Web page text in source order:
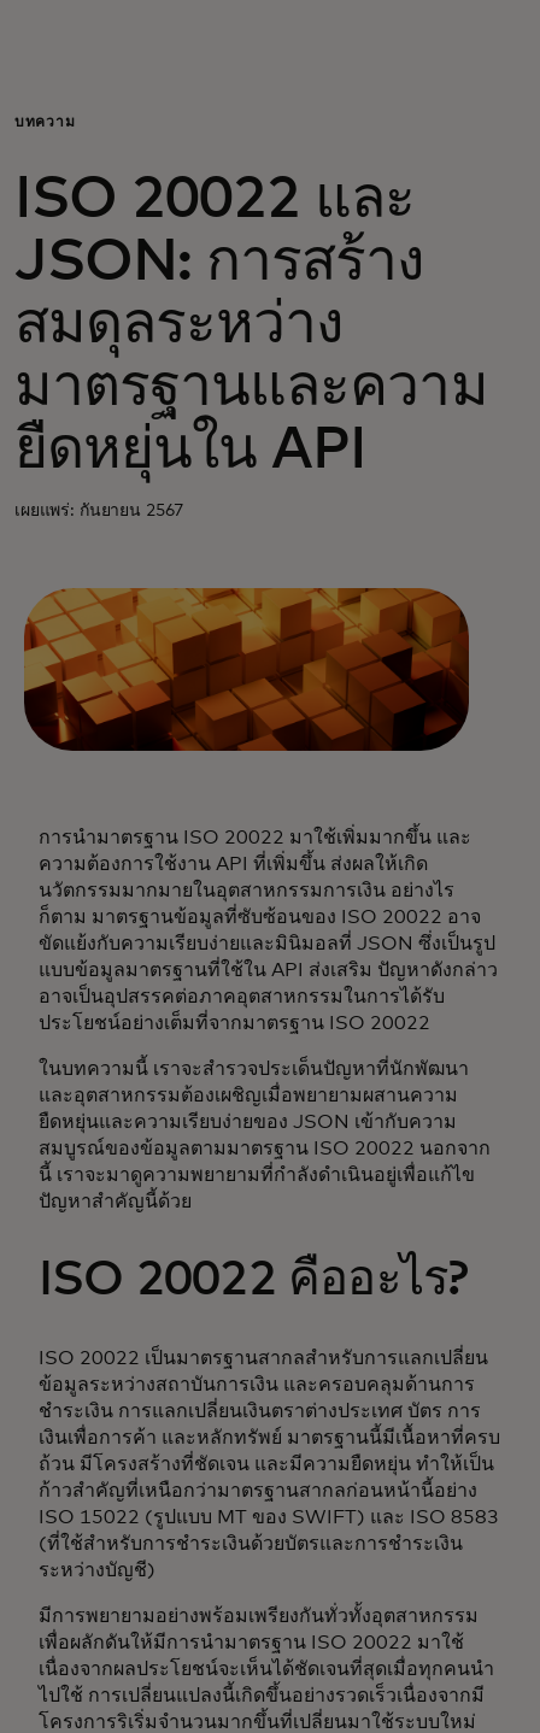
สำหรับธุรกิจ
เพื่อโลก
สำหรับผู้สร้างนวัตกรรม
ข่าวสารและแนวโน้ม
บทความ
ISO 20022 และ
JSON: การสร้าง
สมดุลระหว่าง
มาตรฐานและความ
ยืดหยุ่นใน API
เผยแพร่: กันยายน 2567
การนำมาตรฐาน ISO 20022 มาใช้เพิ่มมากขึ้น และ
ความต้องการใช้งาน API ที่เพิ่มขึ้น ส่งผลให้เกิด
นวัตกรรมมากมายในอุตสาหกรรมการเงิน อย่างไร
ก็ตาม มาตรฐานข้อมูลที่ซับซ้อนของ ISO 20022 อาจ
ขัดแย้งกับความเรียบง่ายและมินิมอลที่ JSON ซึ่งเป็นรูป
แบบข้อมูลมาตรฐานที่ใช้ใน API ส่งเสริม ปัญหาดังกล่าว
อาจเป็นอุปสรรคต่อภาคอุตสาหกรรมในการได้รับ
ประโยชน์อย่างเต็มที่จากมาตรฐาน ISO 20022
ในบทความนี้ เราจะสำรวจประเด็นปัญหาที่นักพัฒนา
และอุตสาหกรรมต้องเผชิญเมื่อพยายามผสานความ
ยืดหยุ่นและความเรียบง่ายของ JSON เข้ากับความ
สมบูรณ์ของข้อมูลตามมาตรฐาน ISO 20022 นอกจาก
นี้ เราจะมาดูความพยายามที่กำลังดำเนินอยู่เพื่อแก้ไข
ปัญหาสำคัญนี้ด้วย
ISO 20022 คืออะไร?
ISO 20022 เป็นมาตรฐานสากลสำหรับการแลกเปลี่ยน
ข้อมูลระหว่างสถาบันการเงิน และครอบคลุมด้านการ
ชำระเงิน การแลกเปลี่ยนเงินตราต่างประเทศ บัตร การ
เงินเพื่อการค้า และหลักทรัพย์ มาตรฐานนี้มีเนื้อหาที่ครบ
ถ้วน มีโครงสร้างที่ชัดเจน และมีความยืดหยุ่น ทำให้เป็น
ก้าวสำคัญที่เหนือกว่ามาตรฐานสากลก่อนหน้านี้อย่าง
ISO 15022 (รูปแบบ MT ของ SWIFT) และ ISO 8583
(ที่ใช้สำหรับการชำระเงินด้วยบัตรและการชำระเงิน
ระหว่างบัญชี)
มีการพยายามอย่างพร้อมเพรียงกันทั่วทั้งอุตสาหกรรม
เพื่อผลักดันให้มีการนำมาตรฐาน ISO 20022 มาใช้
เนื่องจากผลประโยชน์จะเห็นได้ชัดเจนที่สุดเมื่อทุกคนนำ
ไปใช้ การเปลี่ยนแปลงนี้เกิดขึ้นอย่างรวดเร็วเนื่องจากมี
โครงการริเริ่มจำนวนมากขึ้นที่เปลี่ยนมาใช้ระบบใหม่